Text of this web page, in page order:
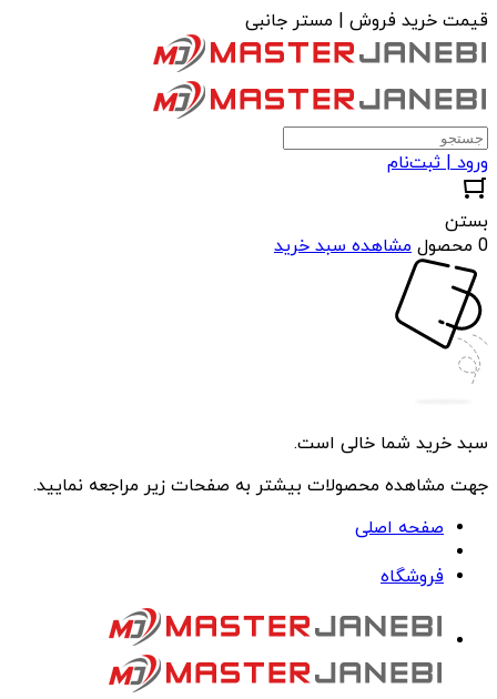
قیمت خرید فروش | مستر جانبی
ورود | ثبت‌نام
بستن
0 محصول
مشاهده سبد خرید
سبد خرید شما خالی است.
جهت مشاهده محصولات بیشتر به صفحات زیر مراجعه نمایید.
صفحه اصلی
فروشگاه